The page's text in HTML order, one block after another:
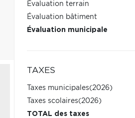
Évaluation terrain
Évaluation bâtiment
Évaluation municipale
TAXES
Taxes municipales(2026)
Taxes scolaires(2026)
TOTAL des taxes